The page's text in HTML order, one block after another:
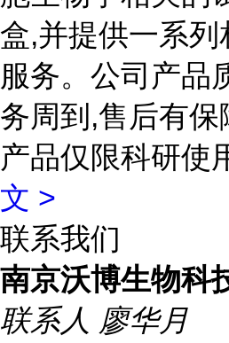
盒,并提供一系列
服务。公司产品
务周到,售后有保
产品仅限科研使
文 >
联系我们
南京沃博生物科
联系人 廖华月